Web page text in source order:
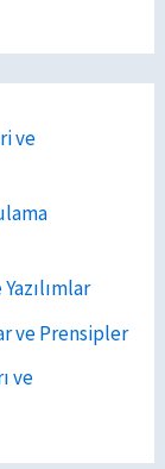
ve
ve Prensipler
ve